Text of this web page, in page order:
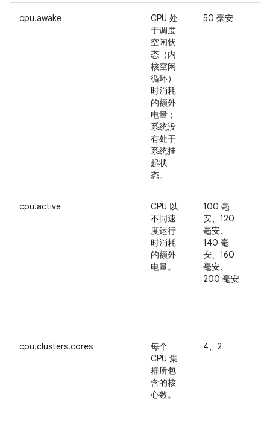
cpu.awake
CPU 处
于调度
空闲状
态（内
核空闲
循环）
时消耗
的额外
电量；
系统没
有处于
系统挂
起状
态。
50 毫安
cpu.active
CPU 以
不同速
度运行
时消耗
的额外
电量。
100 毫
安、120
毫安、
140 毫
安、160
毫安、
200 毫安
cpu.clusters.cores
每个
CPU 集
群所包
含的核
心数。
4、2